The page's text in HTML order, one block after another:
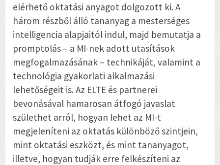
elérhető oktatási anyagot dolgozott ki. A
három részből álló tananyag a mesterséges
intelligencia alapjaitól indul, majd bemutatja a
promptolás – a MI-nek adott utasítások
megfogalmazásának – technikáját, valamint a
technológia gyakorlati alkalmazási
lehetőségeit is. Az ELTE és partnerei
bevonásával hamarosan átfogó javaslat
születhet arról, hogyan lehet az MI-t
megjeleníteni az oktatás különböző szintjein,
mint oktatási eszközt, és mint tananyagot,
illetve, hogyan tudják erre felkészíteni az